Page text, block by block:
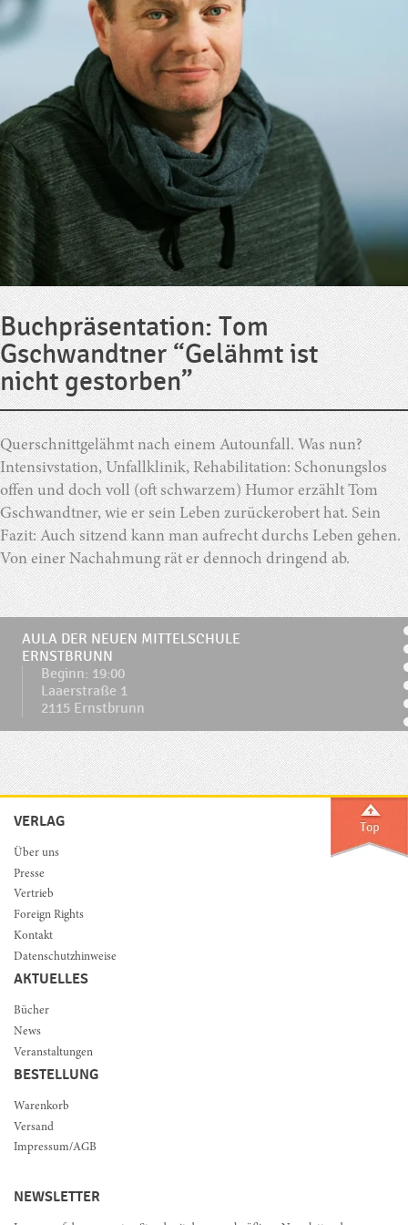
Buchpräsentation: Tom
Gschwandtner “Gelähmt ist
nicht gestorben”
Querschnittgelähmt nach einem Autounfall. Was nun?
Intensivstation, Unfallklinik, Rehabilitation: Schonungslos
offen und doch voll (oft schwarzem) Humor erzählt Tom
Gschwandtner, wie er sein Leben zurückerobert hat. Sein
Fazit: Auch sitzend kann man aufrecht durchs Leben gehen.
Von einer Nachahmung rät er dennoch dringend ab.
AULA DER NEUEN MITTELSCHULE
ERNSTBRUNN
Beginn: 19:00
Laaerstraße 1
2115 Ernstbrunn
VERLAG
Über uns
Presse
Vertrieb
Foreign Rights
Kontakt
Datenschutzhinweise
AKTUELLES
Bücher
News
Veranstaltungen
BESTELLUNG
Warenkorb
Versand
Impressum/AGB
NEWSLETTER